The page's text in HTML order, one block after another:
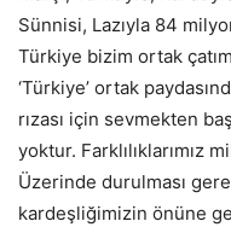
Sünnisi, Lazıyla 84
Türkiye bizim ortak
‘Türkiye’ ortak
rızası için sevmekten
yoktur. Farklılıklarımız
Üzerinde durulması
kardeşliğimizin önüne